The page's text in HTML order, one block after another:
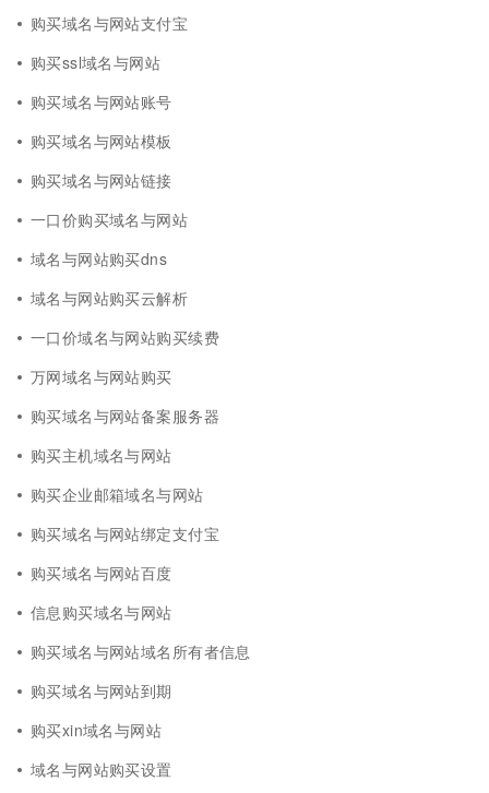
购买域名与网站支付宝
购买ssl域名与网站
购买域名与网站账号
购买域名与网站模板
购买域名与网站链接
一口价购买域名与网站
域名与网站购买dns
域名与网站购买云解析
一口价域名与网站购买续费
万网域名与网站购买
购买域名与网站备案服务器
购买主机域名与网站
购买企业邮箱域名与网站
购买域名与网站绑定支付宝
购买域名与网站百度
信息购买域名与网站
购买域名与网站域名所有者信息
购买域名与网站到期
购买xin域名与网站
域名与网站购买设置